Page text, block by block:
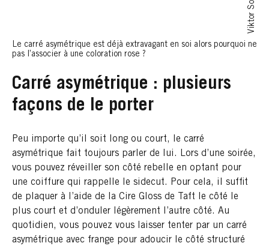
Le carré asymétrique est déjà extravagant en soi alors pourquoi ne
pas l’associer à une coloration rose ?
Carré asymétrique : plusieurs
façons de le porter
Peu importe qu’il soit long ou court, le carré
asymétrique fait toujours parler de lui. Lors d’une soirée,
vous pouvez réveiller son côté rebelle en optant pour
une coiffure qui rappelle le sidecut. Pour cela, il suffit
de plaquer à l’aide de la Cire Gloss de Taft le côté le
plus court et d’onduler légèrement l’autre côté. Au
quotidien, vous pouvez vous laisser tenter par un carré
asymétrique avec frange pour adoucir le côté structuré